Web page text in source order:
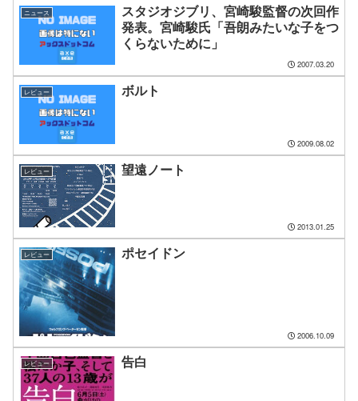
ニュース
スタジオジブリ、宮崎駿監督の次回作
発表。宮崎駿氏「吾朗みたいな子をつ
くらないために」
2007.03.20
レビュー ボルト
2009.08.02
レビュー 望遠ノート
2013.01.25
レビュー ポセイドン
2006.10.09
レビュー 告白